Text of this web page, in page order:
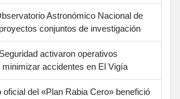
Astronómico Nacional de
conjuntos de investigación
activaron operativos
minimizar accidentes en El Vigía
oficial del «Plan Rabia Cero» benefició